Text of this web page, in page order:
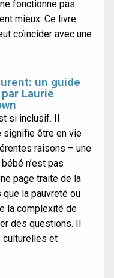
fonctionne pas.
mieux. Ce livre
coïncider avec une
un guide
Laurie
si inclusif. Il
signifie être en vie
raisons – une
n’est pas
page traite de la
la pauvreté ou
la complexité de
des questions. Il
culturelles et